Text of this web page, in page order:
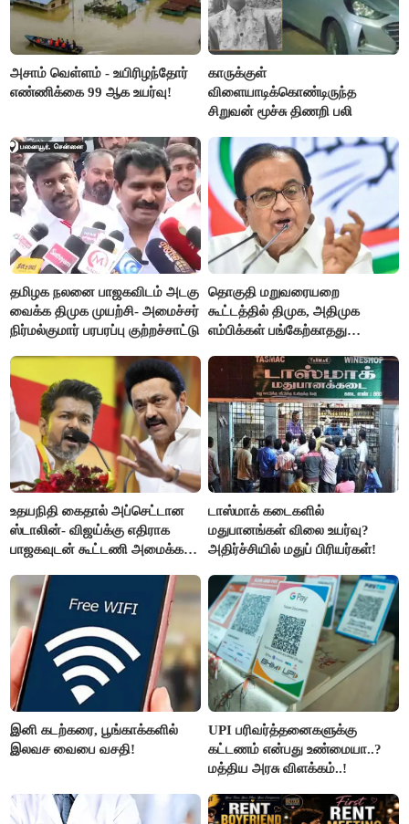
அசாம் வெள்ளம் - உயிரிழந்தோர்
எண்ணிக்கை 99 ஆக உயர்வு!
காருக்குள்
விளையாடிக்கொண்டிருந்த
சிறுவன் மூச்சு திணறி பலி
தமிழக நலனை பாஜகவிடம் அடகு
வைக்க திமுக முயற்சி- அமைச்சர்
நிர்மல்குமார் பரபரப்பு குற்றச்சாட்டு
தொகுதி மறுவரையறை
கூட்டத்தில் திமுக, அதிமுக
எம்பிக்கள் பங்கேற்காதது
உதயநிதி கைதால் அப்செட்டான
ஸ்டாலின்- விஜய்க்கு எதிராக
பாஜகவுடன் கூட்டணி அமைக்க
டாஸ்மாக் கடைகளில்
மதுபானங்கள் விலை உயர்வு?
அதிர்ச்சியில் மதுப் பிரியர்கள்!
இனி கடற்கரை, பூங்காக்களில்
இலவச வைபை வசதி!
UPI பரிவர்த்தனைகளுக்கு
கட்டணம் என்பது உண்மையா..?
மத்திய அரசு விளக்கம்..!